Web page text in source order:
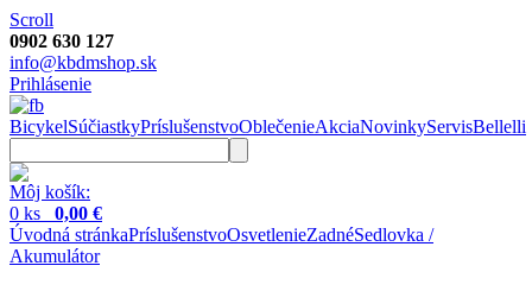
Scroll
0902 630 127
info@kbdmshop.sk
Prihlásenie
BicykelSúčiastkyPríslušenstvoOblečenieAkciaNovinkyServisBellelli
Môj košík:
0 ks 0,00 €
Úvodná stránkaPríslušenstvoOsvetlenieZadnéSedlovka /
Akumulátor